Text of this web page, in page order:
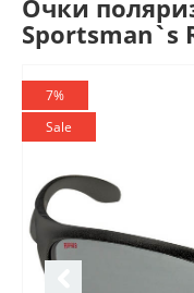
Очки
Sportsman`s
7%
Sale